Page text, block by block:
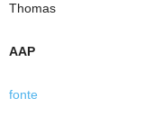
Thomas
AAP
fonte